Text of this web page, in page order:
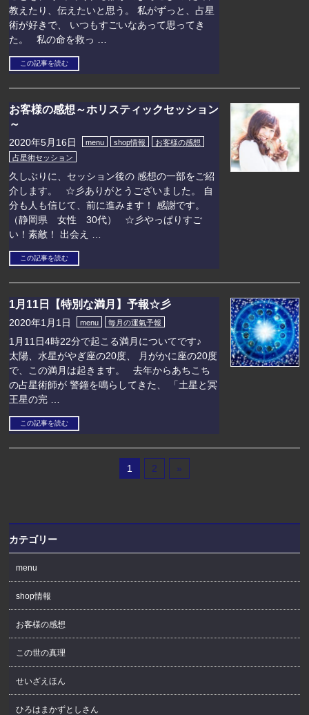
教えたり、伝えたいと思う。 私がずっと、占星
術が好きで、 いつもすごいなあって思ってき
た。 私の命を救っ …
この記事を読む
お客様の感想～ホリスティックセッション
～
2020年5月16日 menu shop情報
お客様の感想
占星術セッション
久しぶりに、セッション後の 感想の一部をご紹
介します。 ☆彡ありがとうございました。 自
分も人も信じて、前に進みます！ 感謝です。
（静岡県 女性 30代） ☆彡やっぱりすご
い！素敵！ 出会え …
この記事を読む
1月11日【特別な満月】予報☆彡
2020年1月1日 menu 毎月の運氣予報
1月11日4時22分で起こる満月についてです♪
太陽、水星がやぎ座の20度、 月がかに座の20度
で、この満月は起きます。 去年からあちこち
の占星術師が 警鐘を鳴らしてきた、 「土星と冥
王星の完 …
この記事を読む
1 2 »
カテゴリー
menu
shop情報
お客様の感想
この世の真理
せいざえほん
ひろはまかずとしさん